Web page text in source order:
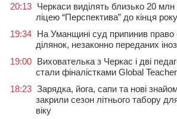
20:13 Черкаси виділять близько 20 млн
ліцею “Перспектива” до кінця року
19:34 На Уманщині суд припинив
ділянок, незаконно переданих
19:00 Вихователька з Черкас і дві
стали фіналістками Global
18:23 Зарядка, йога, сапи та нові
закрили сезон літнього табору
віку